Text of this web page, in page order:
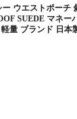
ウエストポーチ
SUEDE マネー
量 ブランド 日本